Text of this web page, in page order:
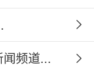
频道...